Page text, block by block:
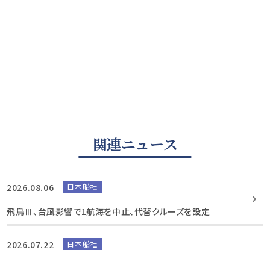
関連ニュース
2026.08.06 日本船社
飛鳥Ⅲ、台風影響で1航海を中止、代替クルーズを設定
2026.07.22 日本船社